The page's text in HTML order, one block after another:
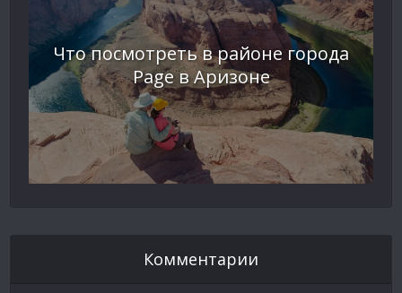
Что посмотреть в районе города
Page в Аризоне
Комментарии